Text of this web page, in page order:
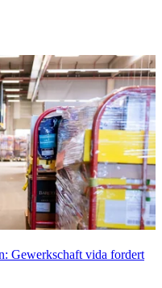
Gewerkschaft vida fordert